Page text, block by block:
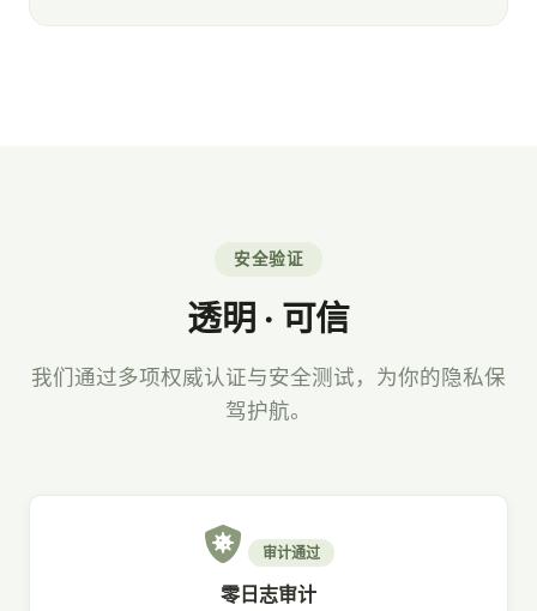
安全验证
透明 · 可信
我们通过多项权威认证与安全测试，为你的隐私保
驾护航。
审计通过
零日志审计